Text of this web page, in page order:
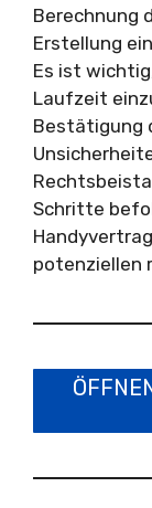
Berechnung
Erstellung
Es ist
Laufzeit
Bestätigung
Schritte
potenziellen